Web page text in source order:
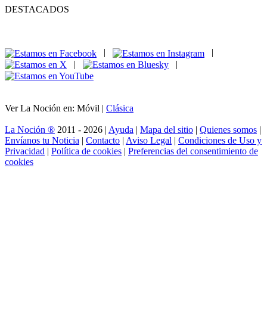
DESTACADOS
|
|
Ver La Noción en: Móvil | Clásica
La Noción ® 2011 - 2026 | Ayuda | Mapa del sitio | Quienes somos |
Envíanos tu Noticia | Contacto | Aviso Legal | Condiciones de Uso y
Privacidad | Política de cookies | Preferencias del consentimiento de
cookies